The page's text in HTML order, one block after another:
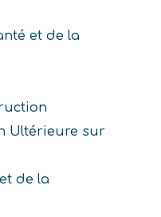
et de la
Ultérieure sur
de la